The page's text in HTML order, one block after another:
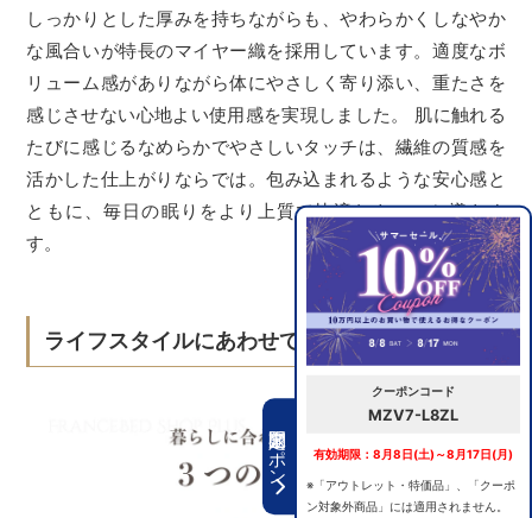
期間限定クーポン
クーポンコード
MZV7-L8ZL
有効期限：8月8日(土)～8月17日(月)
※「アウトレット・特価品」、「クーポ
ン対象外商品」には適用されません。
しっかりとした厚みを持ちながらも、やわらかくしなやか
な風合いが特長のマイヤー織を採用しています。適度なボ
リューム感がありながら体にやさしく寄り添い、重たさを
感じさせない心地よい使用感を実現しました。 肌に触れる
たびに感じるなめらかでやさしいタッチは、繊維の質感を
活かした仕上がりならでは。包み込まれるような安心感と
ともに、毎日の眠りをより上質で快適なものへと導きま
す。
ライフスタイルにあわせて選べるサイズ